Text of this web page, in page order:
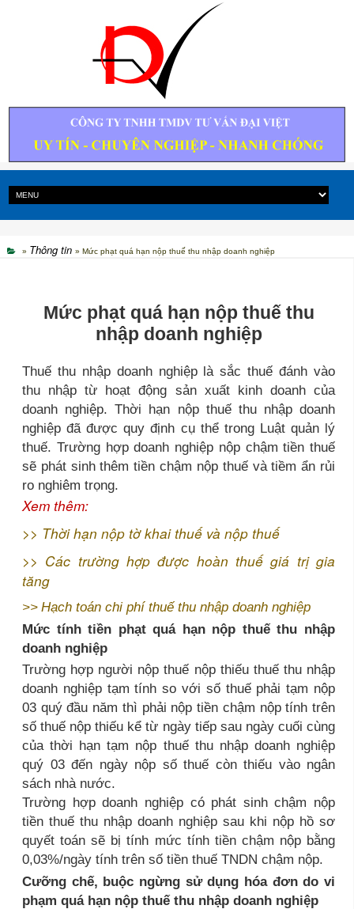
» Thông tin » Mức phạt quá hạn nộp thuế thu nhập doanh nghiệp
Mức phạt quá hạn nộp thuế thu
nhập doanh nghiệp
Thuế thu nhập doanh nghiệp là sắc thuế đánh vào
thu nhập từ hoạt động sản xuất kinh doanh của
doanh nghiệp. Thời hạn nộp thuế thu nhập doanh
nghiệp đã được quy định cụ thể trong Luật quản lý
thuế. Trường hợp doanh nghiệp nộp chậm tiền thuế
sẽ phát sinh thêm tiền chậm nộp thuế và tiềm ẩn rủi
ro nghiêm trọng.
Xem thêm:
>> Thời hạn nộp tờ khai thuế và nộp thuế
>> Các trường hợp được hoàn thuế giá trị gia
tăng
>> Hạch toán chi phí thuế thu nhập doanh nghiệp
Mức tính tiền phạt quá hạn nộp thuế thu nhập
doanh nghiệp
Trường hợp người nộp thuế nộp thiếu thuế thu nhập
doanh nghiệp tạm tính so với số thuế phải tạm nộp
03 quý đầu năm thì phải nộp tiền chậm nộp tính trên
số thuế nộp thiếu kể từ ngày tiếp sau ngày cuối cùng
của thời hạn tạm nộp thuế thu nhập doanh nghiệp
quý 03 đến ngày nộp số thuế còn thiếu vào ngân
sách nhà nước.
Trường hợp doanh nghiệp có phát sinh chậm nộp
tiền thuế thu nhập doanh nghiệp sau khi nộp hồ sơ
quyết toán sẽ bị tính mức tính tiền chậm nộp bằng
0,03%/ngày tính trên số tiền thuế TNDN chậm nộp.
Cưỡng chế, buộc ngừng sử dụng hóa đơn do vi
phạm quá hạn nộp thuế thu nhập doanh nghiệp